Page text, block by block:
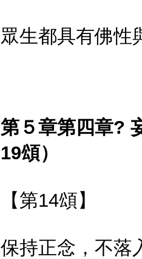
眾生都具有佛性
第５章第四章?
19頌）
【第14頌】
保持正念，不落